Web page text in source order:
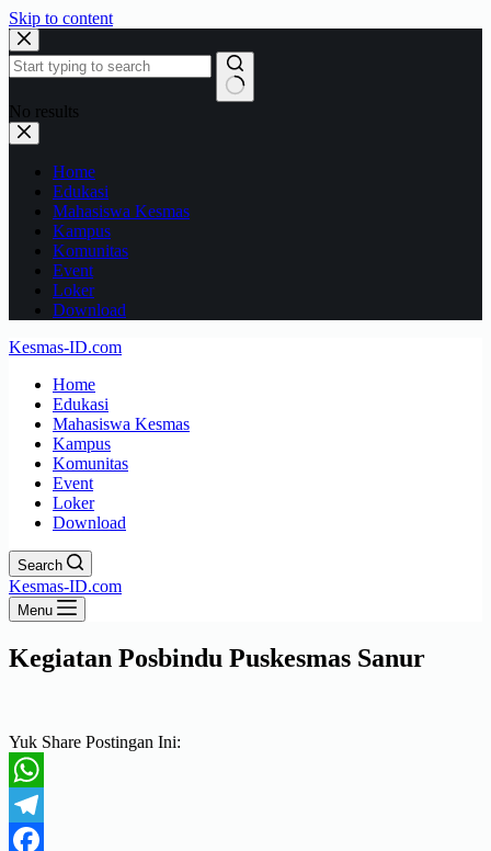
Skip to content
No results
Home
Edukasi
Mahasiswa Kesmas
Kampus
Komunitas
Event
Loker
Download
Kesmas-ID.com
Home
Edukasi
Mahasiswa Kesmas
Kampus
Komunitas
Event
Loker
Download
Search
Kesmas-ID.com
Menu
Kegiatan Posbindu Puskesmas Sanur
Yuk Share Postingan Ini:
WhatsApp
Telegram